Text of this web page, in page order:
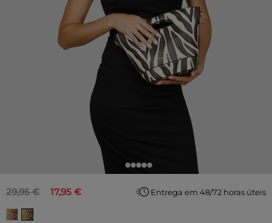
17,95 €
29,95 € Entrega em 48/72 horas úteis